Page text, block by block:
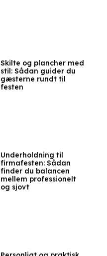
Skilte og plancher med
stil: Sådan guider du
gæsterne rundt til
festen
Underholdning til
firmafesten: Sådan
finder du balancen
mellem professionelt
og sjovt